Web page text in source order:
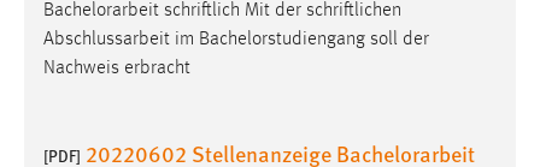
Bachelorarbeit schriftlich Mit der schriftlichen
Abschlussarbeit im Bachelorstudiengang soll der
Nachweis erbracht
[PDF] 20220602 Stellenanzeige Bachelorarbeit
Name:
_gcl_au